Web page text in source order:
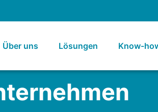
Über uns Lösungen Know-